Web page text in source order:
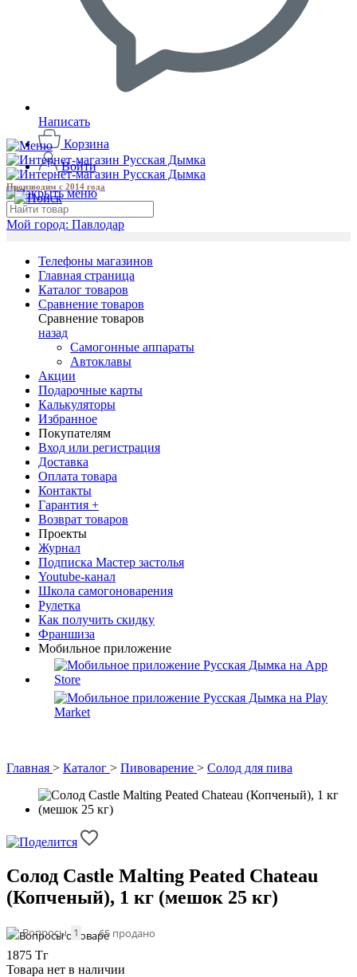
Написать
Корзина
Войти
Производим с 2014 года
Мой город: Павлодар
Телефоны магазинов
Главная страница
Каталог товаров
Сравнение товаров
Сравнение товаров
назад
Самогонные аппараты
Автоклавы
Акции
Подарочные карты
Калькуляторы
Избранное
Покупателям
Вход или регистрация
Доставка
Оплата товара
Контакты
Гарантия +
Возврат товаров
Проекты
Журнал
Подписка Мастер застолья
Youtube-канал
Школа самогоноварения
Рулетка
Как получить скидку
Франшиза
Мобильное приложение
Главная > Каталог > Пивоварение > Солод для пива
Солод Castle Malting Peated Chateau
(Копченый), 1 кг (мешок 25 кг)
Вопросы 1 65 продано
1875 Тг
Товара нет в наличии